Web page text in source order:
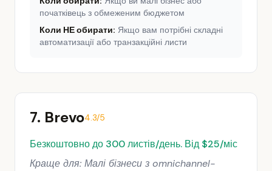
початківець з обмеженим бюджетом
Коли НЕ обирати: Якщо вам потрібні складні
автоматизації або транзакційні листи
7. Brevo4.3/5
Безкоштовно до 300 листів/день. Від $25/міс
Краще для: Малі бізнеси з omnichannel-